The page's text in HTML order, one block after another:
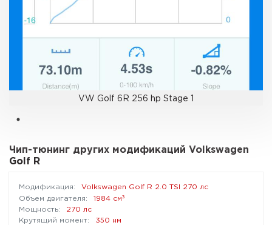
VW Golf 6R 256 hp Stage 1
Чип-тюнинг других модификаций Volkswagen
Golf R
Volkswagen Golf R 2.0 TSI 270 лс
1984 см³
270 лс
350 нм